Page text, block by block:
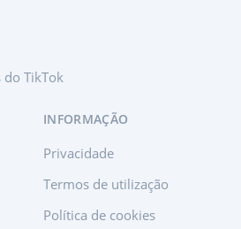
do TikTok
INFORMAÇÃO
Privacidade
Termos de utilização
Política de cookies